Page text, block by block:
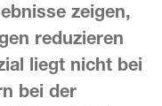
zeigen,
reduzieren
liegt nicht bei
bei der